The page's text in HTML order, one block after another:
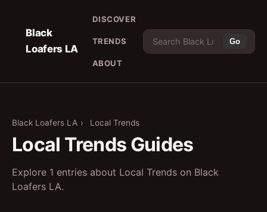
Black
Loafers LA
DISCOVER
TRENDS
ABOUT
Go
Black Loafers LA › Local Trends
Local Trends Guides
Explore 1 entries about Local Trends on Black
Loafers LA.